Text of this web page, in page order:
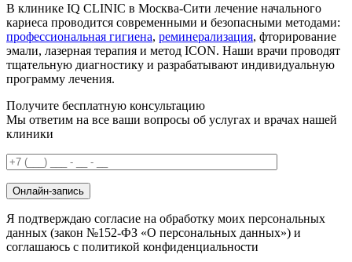
В клинике IQ CLINIC в Москва-Сити лечение начального
кариеса проводится современными и безопасными методами:
профессиональная гигиена, реминерализация, фторирование
эмали, лазерная терапия и метод ICON. Наши врачи проводят
тщательную диагностику и разрабатывают индивидуальную
программу лечения.
Получите бесплатную консультацию
Мы ответим на все ваши вопросы об услугах и врачах нашей
клиники
Онлайн-запись
Я подтверждаю согласие на обработку моих персональных
данных (закон №152-ФЗ «О персональных данных») и
соглашаюсь с политикой конфиденциальности